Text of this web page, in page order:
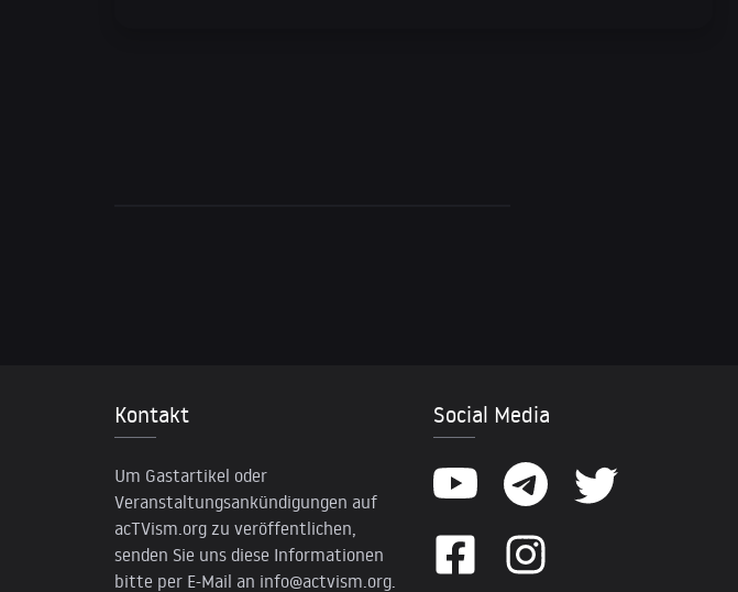
Kontakt
Um Gastartikel oder
Veranstaltungsankündigungen auf
acTVism.org zu veröffentlichen,
senden Sie uns diese Informationen
bitte per E-Mail an info@actvism.org.
Social Media